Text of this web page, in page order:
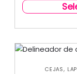
CEJAS,